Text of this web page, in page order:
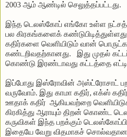
2003 ஆம் ஆண்டில் செலுத்தப்பட்டது.
இந்த டெலஸ்கோப் எங்கோ உள்ள
பல கிரகங்களைக் கண்டுபிடித்துள்ளது
கதிர்களை வெளியிடும் வான்
கண்டறிவதற்கானது. இது முதல்
கொண்டு இரண்டாவது கட்டத்தை
இப்போது இஸ்ரோவின் அஸ்ட்ரோசாட்
வருவோம். இது காமா கதிர், எக்ஸ்
ஊதாக் கதிர் ஆகியவற்றை
கிரகித்து ஆராயும் திறன் கொண்ட
கருவிகள் இந்த பறக்கும்
இதையே வேறு விதமாகச்